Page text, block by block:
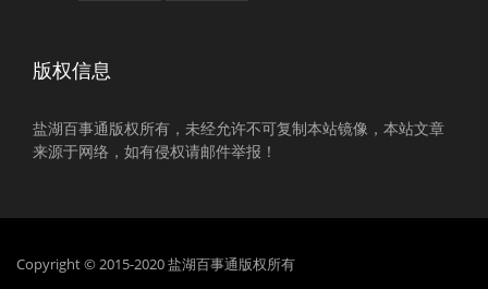
版权信息
盐湖百事通版权所有，未经允许不可复制本站镜像，本站文章
来源于网络，如有侵权请邮件举报！
Copyright © 2015-2020 盐湖百事通版权所有